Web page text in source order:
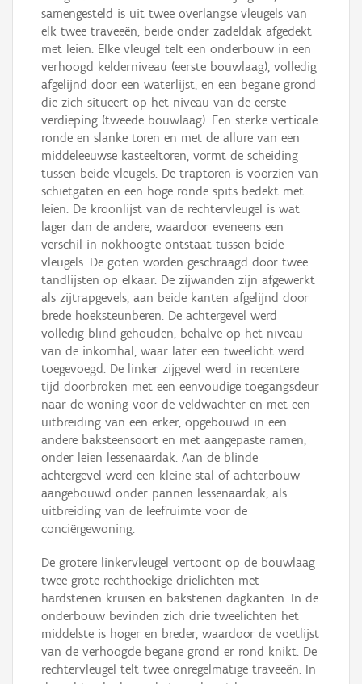
samengesteld is uit twee overlangse vleugels van
elk twee traveeën, beide onder zadeldak afgedekt
met leien. Elke vleugel telt een onderbouw in een
verhoogd kelderniveau (eerste bouwlaag), volledig
afgelijnd door een waterlijst, en een begane grond
die zich situeert op het niveau van de eerste
verdieping (tweede bouwlaag). Een sterke verticale
ronde en slanke toren en met de allure van een
middeleeuwse kasteeltoren, vormt de scheiding
tussen beide vleugels. De traptoren is voorzien van
schietgaten en een hoge ronde spits bedekt met
leien. De kroonlijst van de rechtervleugel is wat
lager dan de andere, waardoor eveneens een
verschil in nokhoogte ontstaat tussen beide
vleugels. De goten worden geschraagd door twee
tandlijsten op elkaar. De zijwanden zijn afgewerkt
als zijtrapgevels, aan beide kanten afgelijnd door
brede hoeksteunberen. De achtergevel werd
volledig blind gehouden, behalve op het niveau
van de inkomhal, waar later een tweelicht werd
toegevoegd. De linker zijgevel werd in recentere
tijd doorbroken met een eenvoudige toegangsdeur
naar de woning voor de veldwachter en met een
uitbreiding van een erker, opgebouwd in een
andere baksteensoort en met aangepaste ramen,
onder leien lessenaardak. Aan de blinde
achtergevel werd een kleine stal of achterbouw
aangebouwd onder pannen lessenaardak, als
uitbreiding van de leefruimte voor de
conciërgewoning.
De grotere linkervleugel vertoont op de bouwlaag
twee grote rechthoekige drielichten met
hardstenen kruisen en bakstenen dagkanten. In de
onderbouw bevinden zich drie tweelichten het
middelste is hoger en breder, waardoor de voetlijst
van de verhoogde begane grond er rond knikt. De
rechtervleugel telt twee onregelmatige traveeën. In